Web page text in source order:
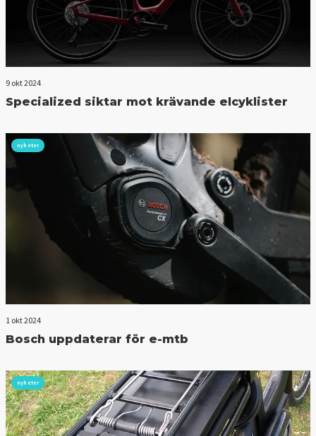
9 okt 2024
Specialized siktar mot krävande elcyklister
nyheter
1 okt 2024
Bosch uppdaterar för e-mtb
nyheter